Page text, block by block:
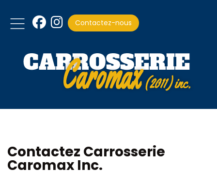
Contactez-nous
Contactez Carrosserie
Caromax Inc.